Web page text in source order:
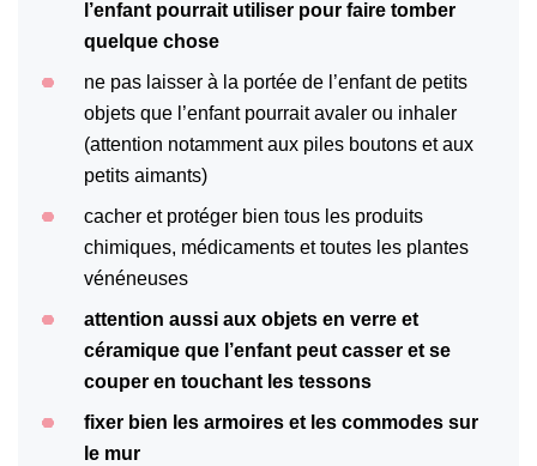
l’enfant pourrait utiliser pour faire tomber
quelque chose
ne pas laisser à la portée de l’enfant de petits
objets que l’enfant pourrait avaler ou inhaler
(attention notamment aux piles boutons et aux
petits aimants)
cacher et protéger bien tous les produits
chimiques, médicaments et toutes les plantes
vénéneuses
attention aussi aux objets en verre et
céramique que l’enfant peut casser et se
couper en touchant les tessons
fixer bien les armoires et les commodes sur
le mur